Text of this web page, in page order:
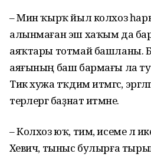
– Мин ҡырҡ йыл колхоз
алынмаған эш хаҡым да
аяҡтары тотмай башланы.
аяғының баш бармағы ла
Тик хужа тәҡдим итмәгәс,
терәлергә баҙнат итмәне.
– Колхоз юҡ, тим, исеме лә
Хәевич, тыныс булырға